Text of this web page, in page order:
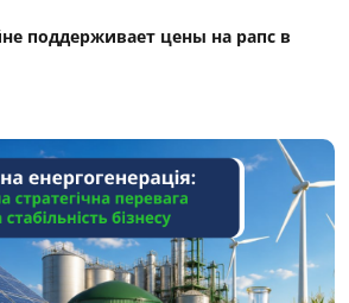
поддерживает цены на рапс в